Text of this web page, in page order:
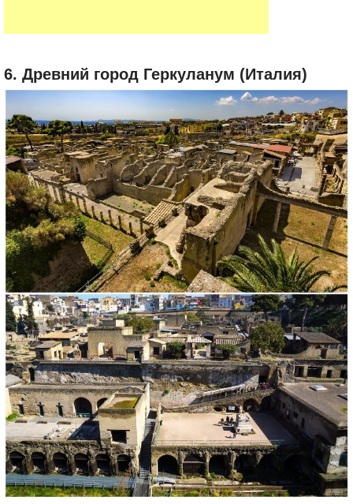
6. Древний город Геркуланум (Италия)